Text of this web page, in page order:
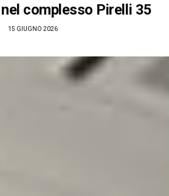
complesso Pirelli 35
15 GIUGNO 2026